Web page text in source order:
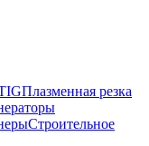
Плазменная резка
Строительное